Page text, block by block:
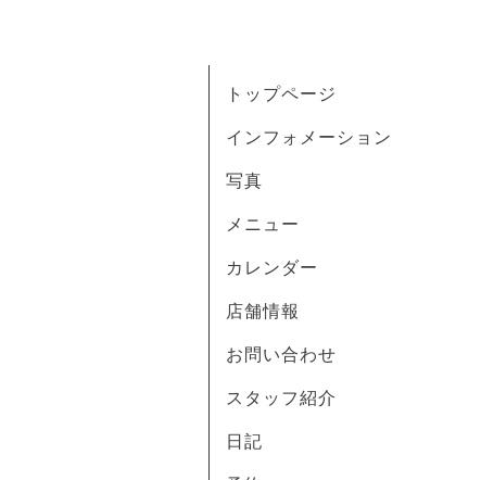
トップページ
インフォメーション
写真
メニュー
カレンダー
店舗情報
お問い合わせ
スタッフ紹介
日記